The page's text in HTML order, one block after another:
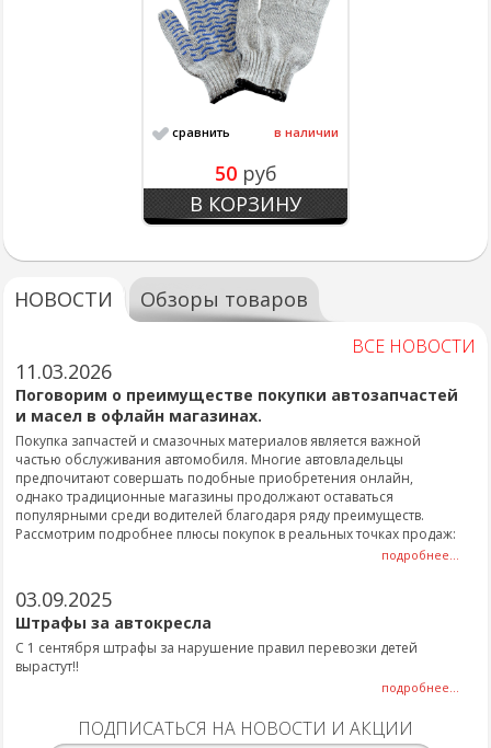
сравнить в наличии
50 руб
В КОРЗИНУ
НОВОСТИ Обзоры товаров
ВСЕ НОВОСТИ
11.03.2026
Поговорим о преимуществе покупки автозапчастей
и масел в офлайн магазинах.
Покупка запчастей и смазочных материалов является важной
частью обслуживания автомобиля. Многие автовладельцы
предпочитают совершать подобные приобретения онлайн,
однако традиционные магазины продолжают оставаться
популярными среди водителей благодаря ряду преимуществ.
Рассмотрим подробнее плюсы покупок в реальных точках продаж:
подробнее...
03.09.2025
Штрафы за автокресла
С 1 сентября штрафы за нарушение правил перевозки детей
вырастут!!
подробнее...
ПОДПИСАТЬСЯ НА НОВОСТИ И АКЦИИ